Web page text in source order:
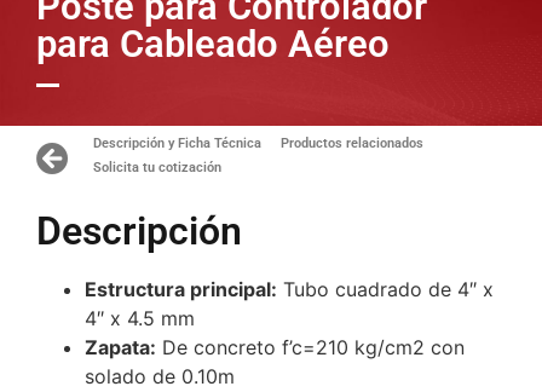
para Cableado Aéreo
Descripción y Ficha Técnica
Productos relacionados
Solicita tu cotización
Descripción
Estructura principal: Tubo cuadrado de 4″ x
4″ x 4.5 mm
Zapata: De concreto f’c=210 kg/cm2 con
solado de 0.10m